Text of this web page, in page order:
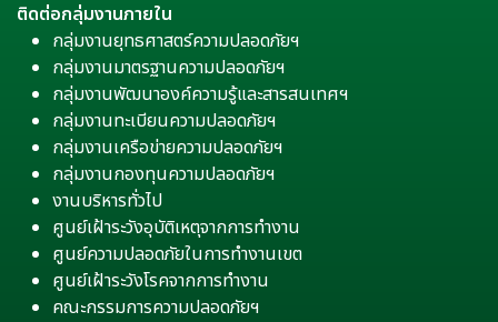
ติดต่อกลุ่มงานภายใน
กลุ่มงานยุทธศาสตร์ความปลอดภัยฯ
กลุ่มงานมาตรฐานความปลอดภัยฯ
กลุ่มงานพัฒนาองค์ความรู้และสารสนเทศฯ
กลุ่มงานทะเบียนความปลอดภัยฯ
กลุ่มงานเครือข่ายความปลอดภัยฯ
กลุ่มงานกองทุนความปลอดภัยฯ
งานบริหารทั่วไป
ศูนย์เฝ้าระวังอุบัติเหตุจากการทำงาน
ศูนย์ความปลอดภัยในการทำงานเขต
ศูนย์เฝ้าระวังโรคจากการทำงาน
คณะกรรมการความปลอดภัยฯ